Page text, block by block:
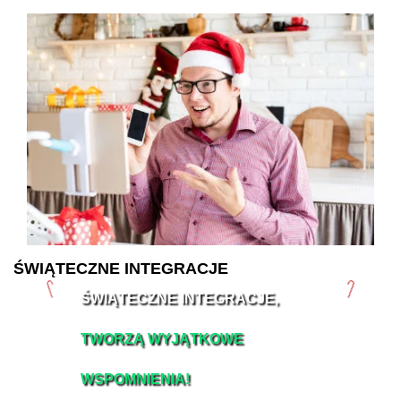
ŚWIĄTECZNE INTEGRACJE
ŚWIĄTECZNE INTEGRACJE,
TWORZĄ WYJĄTKOWE
WSPOMNIENIA!